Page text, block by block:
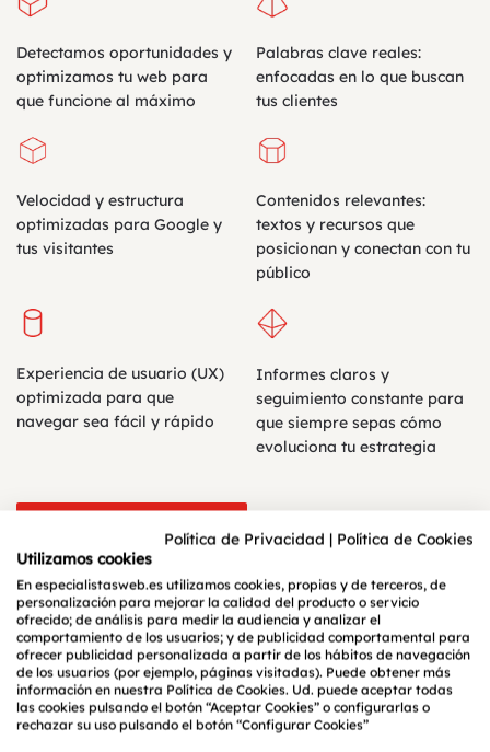
Detectamos oportunidades y
optimizamos tu web para
que funcione al máximo
Palabras clave reales:
enfocadas en lo que buscan
tus clientes
Velocidad y estructura
optimizadas para Google y
tus visitantes
Contenidos relevantes:
textos y recursos que
posicionan y conectan con tu
público
Experiencia de usuario (UX)
optimizada para que
navegar sea fácil y rápido
Informes claros y
seguimiento constante para
que siempre sepas cómo
evoluciona tu estrategia
WEB
Política de Privacidad | Política de Cookies
Utilizamos cookies
En especialistasweb.es utilizamos cookies, propias y de terceros, de
personalización para mejorar la calidad del producto o servicio
ofrecido; de análisis para medir la audiencia y analizar el
comportamiento de los usuarios; y de publicidad comportamental para
ofrecer publicidad personalizada a partir de los hábitos de navegación
de los usuarios (por ejemplo, páginas visitadas). Puede obtener más
información en nuestra Política de Cookies. Ud. puede aceptar todas
las cookies pulsando el botón “Aceptar Cookies” o configurarlas o
rechazar su uso pulsando el botón “Configurar Cookies”